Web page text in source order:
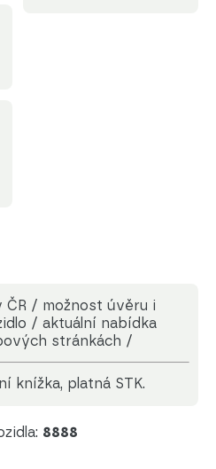
ČR / možnost úvěru i
/ aktuální nabídka
stránkách /
knížka, platná STK.
8888